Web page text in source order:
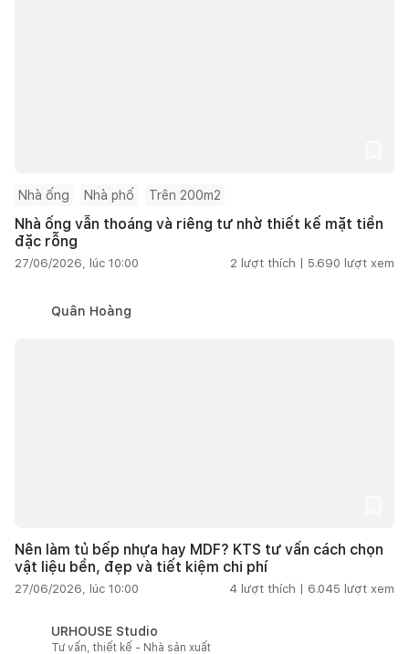
Nhà ống Nhà phố Trên 200m2
Nhà ống vẫn thoáng và riêng tư nhờ thiết kế mặt tiền
đặc rỗng
27/06/2026, lúc 10:00 2 lượt thích | 5.690 lượt xem
Quân Hoàng
Nên làm tủ bếp nhựa hay MDF? KTS tư vấn cách chọn
vật liệu bền, đẹp và tiết kiệm chi phí
27/06/2026, lúc 10:00 4 lượt thích | 6.045 lượt xem
URHOUSE Studio
Tư vấn, thiết kế - Nhà sản xuất